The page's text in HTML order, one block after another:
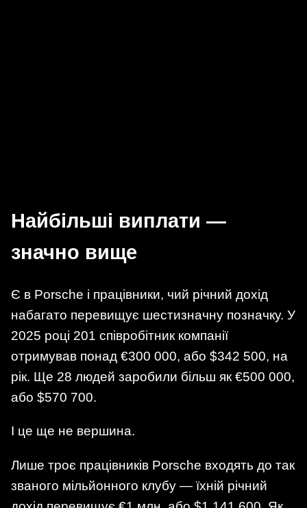
Найбільші виплати —
значно вище
Є в Porsche і працівники, чий річний дохід
набагато перевищує шестизначну позначку. У
2025 році 201 співробітник компанії
отримував понад €300 000, або $342 500, на
рік. Ще 28 людей заробили більш як €500 000,
або $570 700.
І це ще не вершина.
Лише троє працівників Porsche входять до так
званого мільйонного клубу — їхній річний